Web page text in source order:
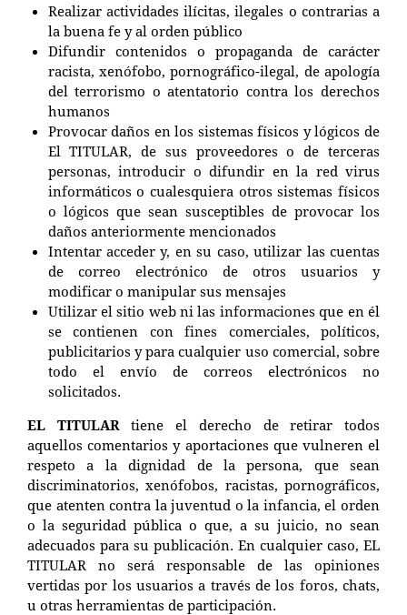
Realizar actividades ilícitas, ilegales o contrarias a
la buena fe y al orden público
Difundir contenidos o propaganda de carácter
racista, xenófobo, pornográfico-ilegal, de apología
del terrorismo o atentatorio contra los derechos
humanos
Provocar daños en los sistemas físicos y lógicos de
El TITULAR, de sus proveedores o de terceras
personas, introducir o difundir en la red virus
informáticos o cualesquiera otros sistemas físicos
o lógicos que sean susceptibles de provocar los
daños anteriormente mencionados
Intentar acceder y, en su caso, utilizar las cuentas
de correo electrónico de otros usuarios y
modificar o manipular sus mensajes
Utilizar el sitio web ni las informaciones que en él
se contienen con fines comerciales, políticos,
publicitarios y para cualquier uso comercial, sobre
todo el envío de correos electrónicos no
solicitados.
EL TITULAR tiene el derecho de retirar todos
aquellos comentarios y aportaciones que vulneren el
respeto a la dignidad de la persona, que sean
discriminatorios, xenófobos, racistas, pornográficos,
que atenten contra la juventud o la infancia, el orden
o la seguridad pública o que, a su juicio, no sean
adecuados para su publicación. En cualquier caso, EL
TITULAR no será responsable de las opiniones
vertidas por los usuarios a través de los foros, chats,
u otras herramientas de participación.